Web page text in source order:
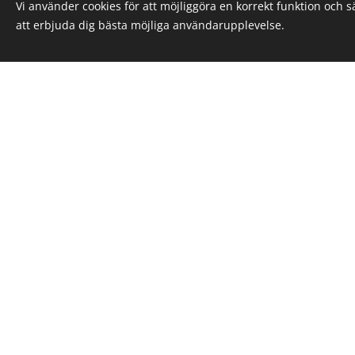
Vi använder cookies för att möjliggöra en korrekt funktion och
att erbjuda dig bästa möjliga användarupplevelse.